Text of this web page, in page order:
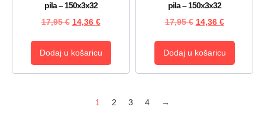
pila – 150x3x32
17,95€ 14,36 €
Dodaj u košaricu
pila – 150x3x32
17,95€ 14,36 €
Dodaj u košaricu
1 2 3 4 →